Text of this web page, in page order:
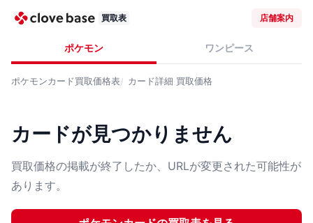
買取表 店舗案内
ポケモン ワンピース
ポケモンカード買取価格表 カード詳細 買取価格
カードが見つかりません
買取価格の掲載が終了したか、URLが変更された可能性が
あります。